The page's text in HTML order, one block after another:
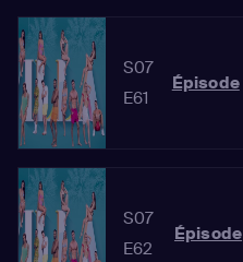
S07
E61
Épisode
S07
E62
Épisode